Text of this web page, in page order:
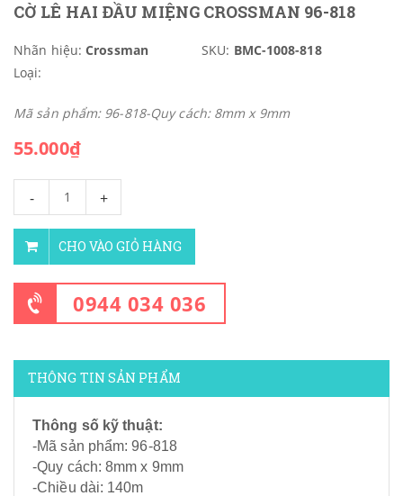
CỜ LÊ HAI ĐẦU MIỆNG CROSSMAN 96-818
Nhãn hiệu: Crossman SKU: BMC-1008-818
Loại:
Mã sản phẩm: 96-818-Quy cách: 8mm x 9mm
55.000₫
- +
CHO VÀO GIỎ HÀNG
0944 034 036
THÔNG TIN SẢN PHẨM
Thông số kỹ thuật:
-Mã sản phẩm: 96-818
-Quy cách: 8mm x 9mm
-Chiều dài: 140m